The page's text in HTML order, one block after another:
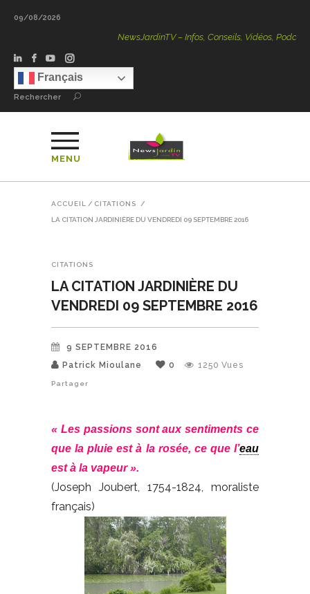
09/08/2026
NewsJardinTV – Infos, Conseils, Vidéos, Podcasts – 100
Français
Rechercher
MENU
ACCUEIL / CITATIONS /
LA CITATION JARDINIÈRE DU VENDREDI 09 SEPTEMBRE 2016
CITATIONS
LA CITATION JARDINIÈRE DU
VENDREDI 09 SEPTEMBRE 2016
9 SEPTEMBRE 2016
Patrick Mioulane
0 1250 Vues
Partager
« Les passions sont aux sentiments ce
que la pluie est à la rosée, ce que l’eau
est à la vapeur ».
(Joseph Joubert, 1754-1824, moraliste
français)